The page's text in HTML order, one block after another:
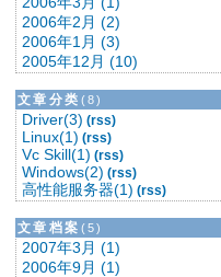
2006年2月 (2)
2006年1月 (3)
2005年12月 (10)
文章分类 (8)
Driver(3) (rss)
Linux(1) (rss)
Vc Skill(1) (rss)
Windows(2) (rss)
高性能服务器(1) (rss)
文章档案 (5)
2007年3月 (1)
2006年9月 (1)